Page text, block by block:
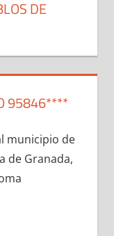
DE
95846****
municipio dе
dе Granada,